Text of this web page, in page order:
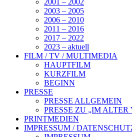
2001 – 2002
2003 – 2005
2006 – 2010
2011 – 2016
2017 – 2022
2023 – aktuell
FILM / TV / MULTIMEDIA
HAUPTFILM
KURZFILM
BEGINN
PRESSE
PRESSE ALLGEMEIN
PRESSE ZU „IM
PRINTMEDIEN
IMPRESSUM /